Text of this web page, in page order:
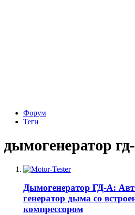
Форум
Теги
дымогенератор
Дымогенератор ГД-А:
генератор дыма со
компрессором